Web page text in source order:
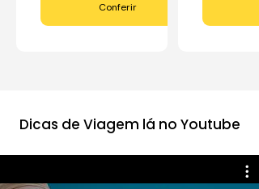
Conferir
Dicas de Viagem lá no Youtube